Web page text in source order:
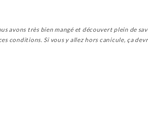
avons très bien mangé et découvert plein de
conditions. Si vous y allez hors canicule, ça